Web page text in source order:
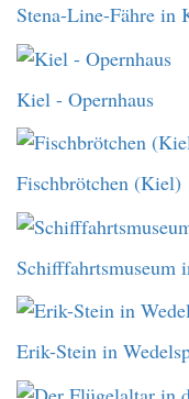
Stena-Line-Fähre in
Kiel - Opernhaus
Fischbrötchen (Kiel)
Schifffahrtsmuseum
Erik-Stein in